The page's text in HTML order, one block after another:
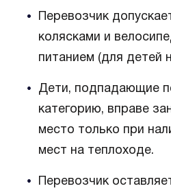
Перевозчик
колясками и
питанием (для детей
Дети, подпадающие
категорию, вправе
место только при
мест на теплоходе.
Перевозчик